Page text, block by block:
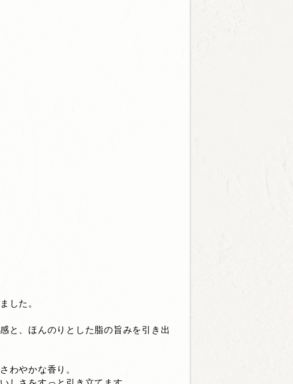
した。
と、ほんのりとした脂の旨みを引き出
わやかな香り。